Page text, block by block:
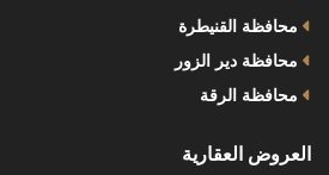
محافظة القنيطرة
محافظة دير الزور
محافظة الرقة
العروض العقارية